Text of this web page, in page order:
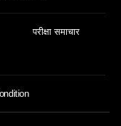
परीक्षा समाचार